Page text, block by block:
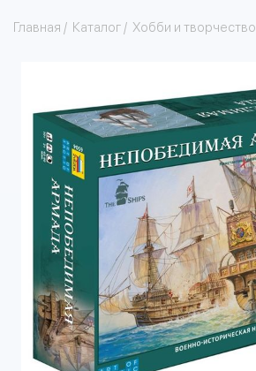
Главная / Каталог / Хобби и творчество